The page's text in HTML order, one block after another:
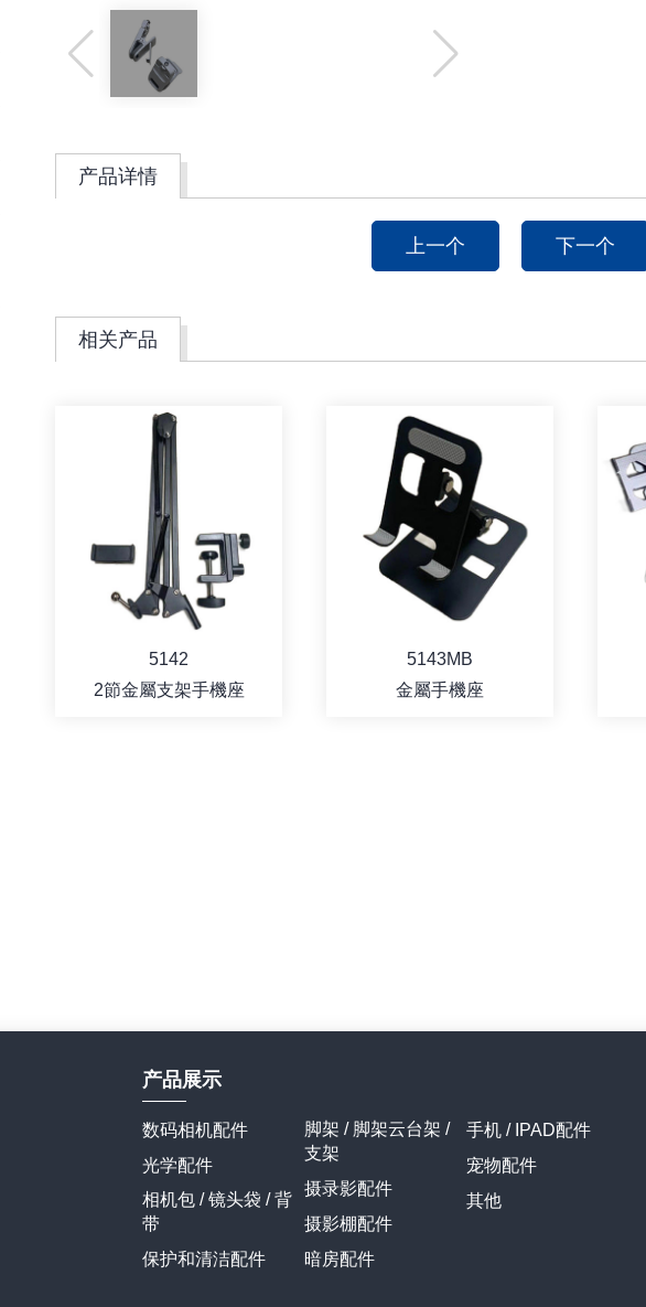
产品详情
上一个 下一个
相关产品
5142
2節金屬支架手機座
5143MB
金屬手機座
产品展示
数码相机配件
光学配件
相机包 / 镜头袋 / 背
带
保护和清洁配件
脚架 / 脚架云台架 /
支架
摄录影配件
摄影棚配件
暗房配件
手机 / IPAD配件
宠物配件
其他